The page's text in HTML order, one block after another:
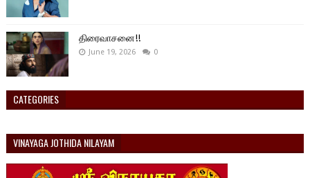
திரைவாசனை!!
June 19, 2026 0
CATEGORIES
VINAYAGA JOTHIDA NILAYAM